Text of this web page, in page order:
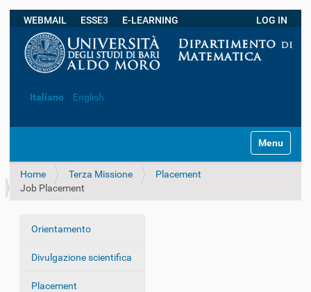
WEBMAIL ESSE3 E-LEARNING LOG IN
Italiano English
z
o
Toggle
Home Terza Missione
Placement
Job Placement
N
i
Orientamento
Divulgazione scientifica
Placement